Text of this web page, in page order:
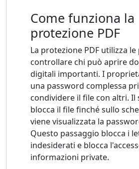
Come funziona la
protezione PDF
La protezione PDF utilizza
controllare chi può aprire
digitali importanti. I
una password complessa
condividere il file con altri. Il
blocca il file finché sullo
viene visualizzata la
Questo passaggio blocca i
indesiderati e blocca
informazioni private.